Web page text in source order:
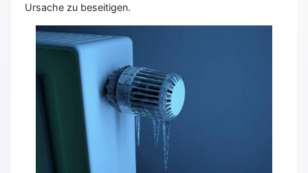
Ursache zu beseitigen.